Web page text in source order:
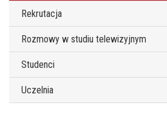
Rekrutacja
Rozmowy w studiu telewizyjnym
Studenci
Uczelnia